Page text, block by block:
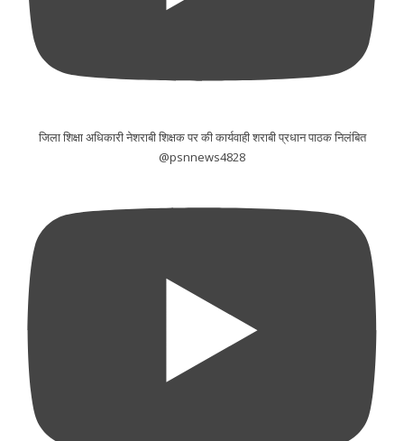
जिला शिक्षा अधिकारी नेशराबी शिक्षक पर की कार्यवाही शराबी प्रधान पाठक निलंबित
@psnnews4828